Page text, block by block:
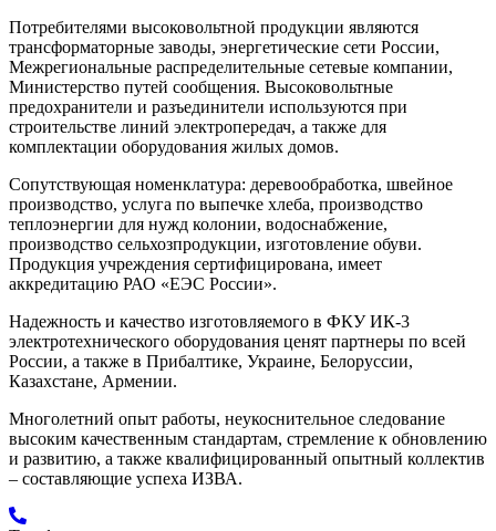
Потребителями высоковольтной продукции являются
трансформаторные заводы, энергетические сети России,
Межрегиональные распределительные сетевые компании,
Министерство путей сообщения. Высоковольтные
предохранители и разъединители используются при
строительстве линий электропередач, а также для
комплектации оборудования жилых домов.
Сопутствующая номенклатура: деревообработка, швейное
производство, услуга по выпечке хлеба, производство
теплоэнергии для нужд колонии, водоснабжение,
производство сельхозпродукции, изготовление обуви.
Продукция учреждения сертифицирована, имеет
аккредитацию РАО «ЕЭС России».
Надежность и качество изготовляемого в ФКУ ИК-3
электротехнического оборудования ценят партнеры по всей
России, а также в Прибалтике, Украине, Белоруссии,
Казахстане, Армении.
Многолетний опыт работы, неукоснительное следование
высоким качественным стандартам, стремление к обновлению
и развитию, а также квалифицированный опытный коллектив
– составляющие успеха ИЗВА.